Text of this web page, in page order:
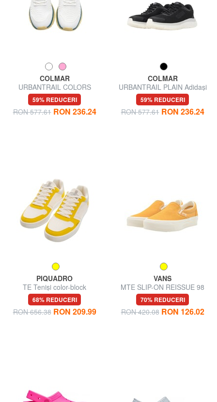
COLMAR
URBANTRAIL COLORS
Adidași
59% REDUCERI
RON 577.61 RON 236.24
COLMAR
URBANTRAIL PLAIN Adidași
59% REDUCERI
RON 577.61 RON 236.24
PIQUADRO
TE Teniși color-block
68% REDUCERI
RON 656.38 RON 209.99
VANS
MTE SLIP-ON REISSUE 98
Adidași din piele și pânză
70% REDUCERI
RON 420.08 RON 126.02